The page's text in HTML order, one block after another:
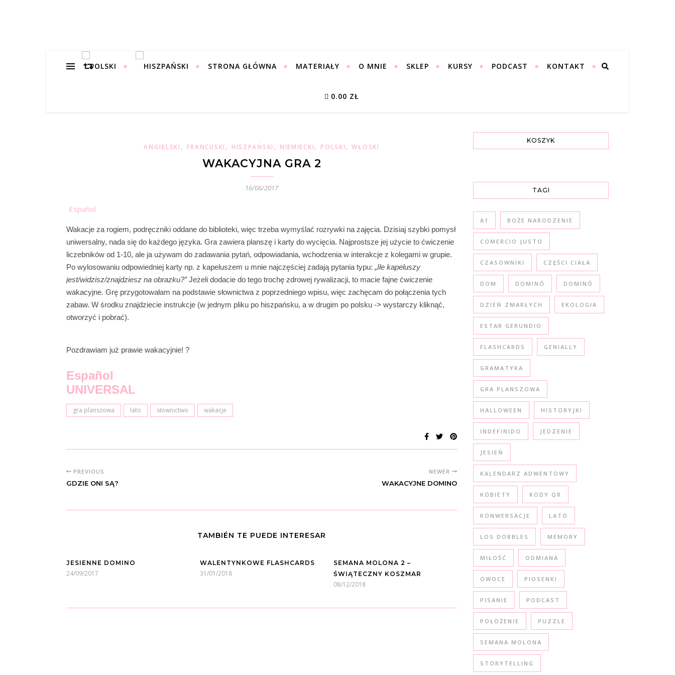
STRONA GŁÓWNA MATERIAŁY O MNIE SKLEP KURSY PODCAST KONTAKT
0.00 ZŁ
ANGIELSKI , FRANCUSKI , HISZPAŃSKI , NIEMIECKI, POLSKI,WŁOSKI
WAKACYJNA GRA 2
16/06/2017
Español
Wakacje za rogiem, podręczniki oddane do biblioteki, więc trzeba wymyślać rozrywki na zajęcia. Dzisiaj szybki pomysł
uniwersalny, nada się do każdego języka. Gra zawiera planszę i karty do wycięcia. Najprostsze jej użycie to ćwiczenie
liczebników od 1-10, ale ja używam do zadawania pytań, odpowiadania, wchodzenia w interakcje z kolegami w grupie.
Po wylosowaniu odpowiedniej karty np. z kapeluszem u mnie najczęściej zadają pytania typu: „Ile kapeluszy
jest/widzisz/znajdziesz na obrazku?”Jeżeli dodacie do tego trochę zdrowej rywalizacji, to macie fajne ćwiczenie
wakacyjne. Grę przygotowałam na podstawie słownictwa z poprzedniego wpisu, więc zachęcam do połączenia tych
zabaw. W środku znajdziecie instrukcje (w jednym pliku po hiszpańsku, a w drugim po polsku -> wystarczy kliknąć,
otworzyć i pobrać).
Pozdrawiam już prawie wakacyjnie! ?
Español
UNIVERSAL
gra planszowa lato słownictwo wakacje
PREVIOUS
GDZIE ONI SĄ?
NEWER
WAKACYJNE DOMINO
TAMBIÉN TE PUEDE INTERESAR
JESIENNE DOMINO
24/09/2017
WALENTYNKOWE FLASHCARDS
31/01/2018
SEMANA MOLONA 2 –
ŚWIĄTECZNY KOSZMAR
08/12/2018
KOSZYK
TAGI
A1 BOŻE NARODZENIE
COMERCIO JUSTO
CZASOWNIKI CZĘŚCI CIAŁA
DOM DOMINÓ DOMINÓ
DZIEŃ ZMARŁYCH EKOLOGIA
ESTAR GERUNDIO
FLASHCARDS GENIALLY
GRAMATYKA
GRA PLANSZOWA
HALLOWEEN HISTORYJKI
INDEFINIDO JEDZENIE
JESIEŃ
KALENDARZ ADWENTOWY
KOBIETY KODY QR
KONWERSACJE LATO
LOS DOBBLES MEMORY
MIŁOŚĆ ODMIANA
OWOCE PIOSENKI
PISANIE PODCAST
POŁOŻENIE PUZZLE
SEMANA MOLONA
STORYTELLING